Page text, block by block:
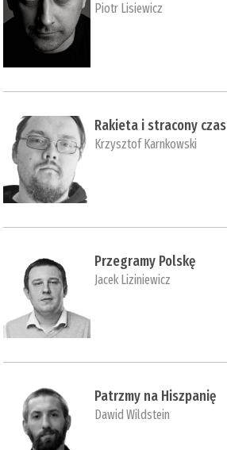
Piotr Lisiewicz
Rakieta i stracony czas
Krzysztof Karnkowski
Przegramy Polskę
Jacek Liziniewicz
Patrzmy na Hiszpanię
Dawid Wildstein